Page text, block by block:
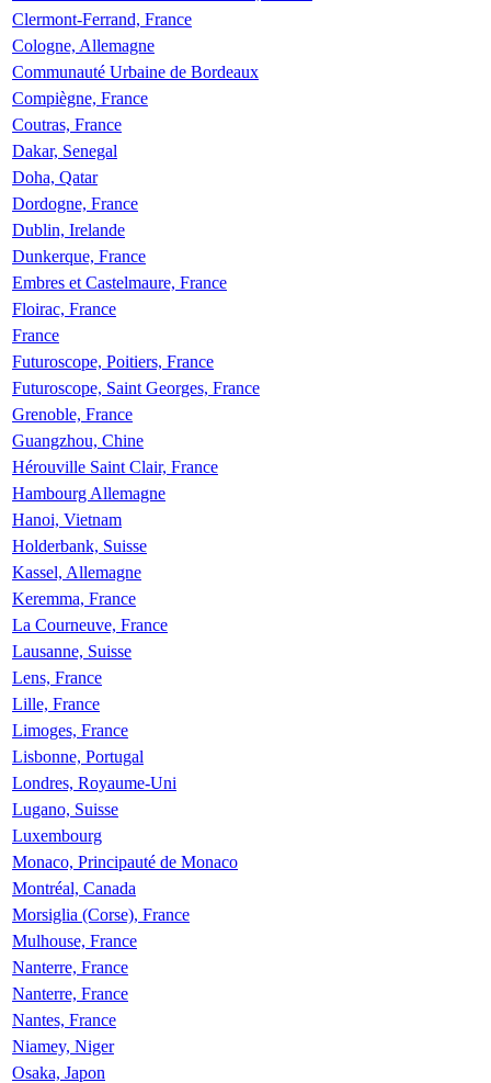
Clermont-Ferrand, France
Cologne, Allemagne
Communauté Urbaine de Bordeaux
Compiègne, France
Coutras, France
Dakar, Senegal
Doha, Qatar
Dordogne, France
Dublin, Irelande
Dunkerque, France
Embres et Castelmaure, France
Floirac, France
France
Futuroscope, Poitiers, France
Futuroscope, Saint Georges, France
Grenoble, France
Guangzhou, Chine
Hérouville Saint Clair, France
Hambourg Allemagne
Hanoi, Vietnam
Holderbank, Suisse
Kassel, Allemagne
Keremma, France
La Courneuve, France
Lausanne, Suisse
Lens, France
Lille, France
Limoges, France
Lisbonne, Portugal
Londres, Royaume-Uni
Lugano, Suisse
Luxembourg
Monaco, Principauté de Monaco
Montréal, Canada
Morsiglia (Corse), France
Mulhouse, France
Nanterre, France
Nanterre, France
Nantes, France
Niamey, Niger
Osaka, Japon